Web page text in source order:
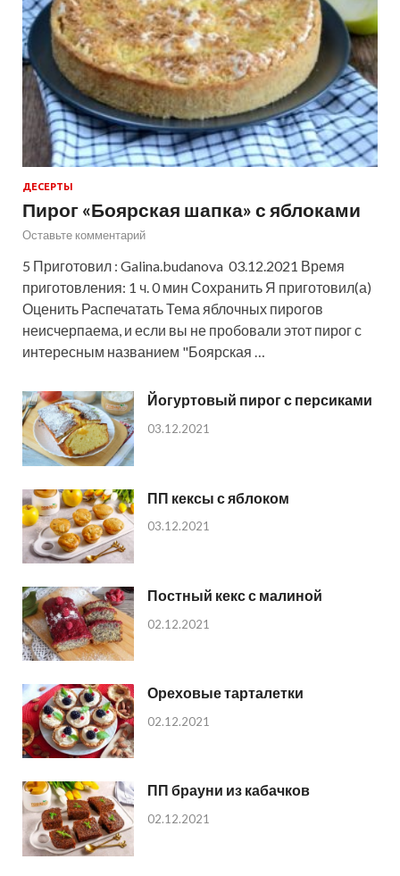
ДЕСЕРТЫ
Пирог «Боярская шапка» с яблоками
Оставьте комментарий
5 Приготовил : Galina.budanova 03.12.2021 Время
приготовления: 1 ч. 0 мин Сохранить Я приготовил(а)
Оценить Распечатать Тема яблочных пирогов
неисчерпаема, и если вы не пробовали этот пирог с
интересным названием "Боярская …
Йогуртовый пирог с персиками
03.12.2021
ПП кексы с яблоком
03.12.2021
Постный кекс с малиной
02.12.2021
Ореховые тарталетки
02.12.2021
ПП брауни из кабачков
02.12.2021